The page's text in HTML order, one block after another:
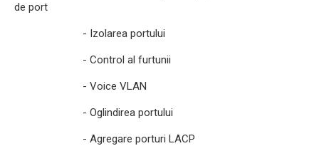
de port
- Izolarea portului
- Control al furtunii
- Voice VLAN
- Oglindirea portului
- Agregare porturi LACP